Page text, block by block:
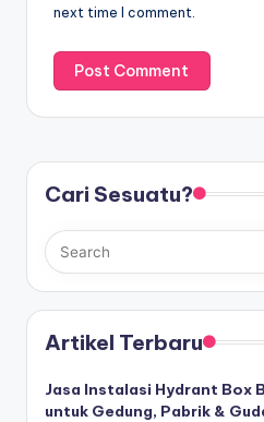
next time I comment.
Cari Sesuatu?
Artikel Terbaru
Jasa Instalasi Hydrant Box
untuk Gedung, Pabrik &